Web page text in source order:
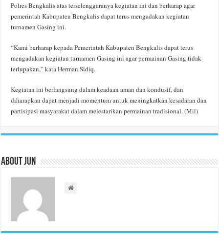
Polres Bengkalis atas terselenggaranya kegiatan ini dan berharap agar
pemerintah Kabupaten Bengkalis dapat terus mengadakan kegiatan
turnamen Gasing ini.
“Kami berharap kepada Pemerintah Kabupaten Bengkalis dapat terus
mengadakan kegiatan turnamen Gasing ini agar permainan Gasing tidak
terlupakan,” kata Herman Sidiq.
Kegiatan ini berlangsung dalam keadaan aman dan kondusif, dan
diharapkan dapat menjadi momentum untuk meningkatkan kesadaran dan
partisipasi masyarakat dalam melestarikan permainan tradisional. (Mil)
About Jun